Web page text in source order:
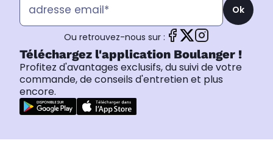
Ok
Ou retrouvez-nous sur :
Téléchargez l'application Boulanger !
Profitez d'avantages exclusifs, du suivi de votre
commande, de conseils d'entretien et plus
encore.